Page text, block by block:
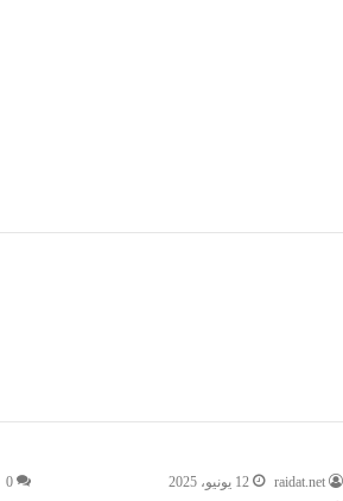
raidat.net 12 يونيو، 2025 0